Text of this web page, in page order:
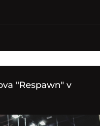
"Respawn" v